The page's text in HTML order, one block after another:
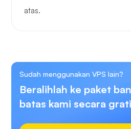
atas.
Sudah menggunakan VPS lain?
Beralihlah ke paket
batas kami secara